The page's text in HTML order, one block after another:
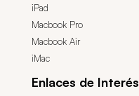
iPad
Macbook Pro
Macbook Air
iMac
Enlaces de Interés